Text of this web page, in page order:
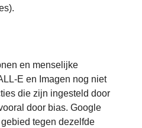
en menselijke
E en Imagen nog niet
die zijn ingesteld door
door bias. Google
tegen dezelfde